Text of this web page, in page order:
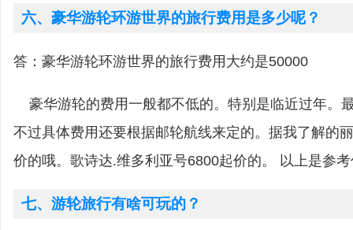
六、豪华游轮环游世界的旅行费用是多少呢？
答：豪华游轮环游世界的旅行费用大约是50000
豪华游轮的费用一般都不低的。特别是临近过年。
不过具体费用还要根据邮轮航线来定的。据我了解的
价的哦。歌诗达.维多利亚号6800起价的。 以上是参
七、游轮旅行有啥可玩的？